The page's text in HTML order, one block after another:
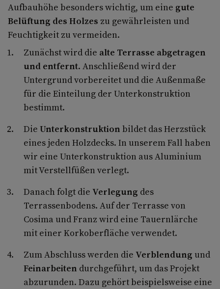
Aufbauhöhe besonders wichtig, um eine gute
Belüftung des Holzes zu gewährleisten und
Feuchtigkeit zu vermeiden.
Zunächst wird die alte Terrasse abgetragen
und entfernt. Anschließend wird der
Untergrund vorbereitet und die Außenmaße
für die Einteilung der Unterkonstruktion
bestimmt.
Die Unterkonstruktion bildet das Herzstück
eines jeden Holzdecks. In unserem Fall haben
wir eine Unterkonstruktion aus Aluminium
mit Verstellfüßen verlegt.
Danach folgt die Verlegung des
Terrassenbodens. Auf der Terrasse von
Cosima und Franz wird eine Tauernlärche
mit einer Korkoberfläche verwendet.
Zum Abschluss werden die Verblendung und
Feinarbeiten durchgeführt, um das Projekt
abzurunden. Dazu gehört beispielsweise eine